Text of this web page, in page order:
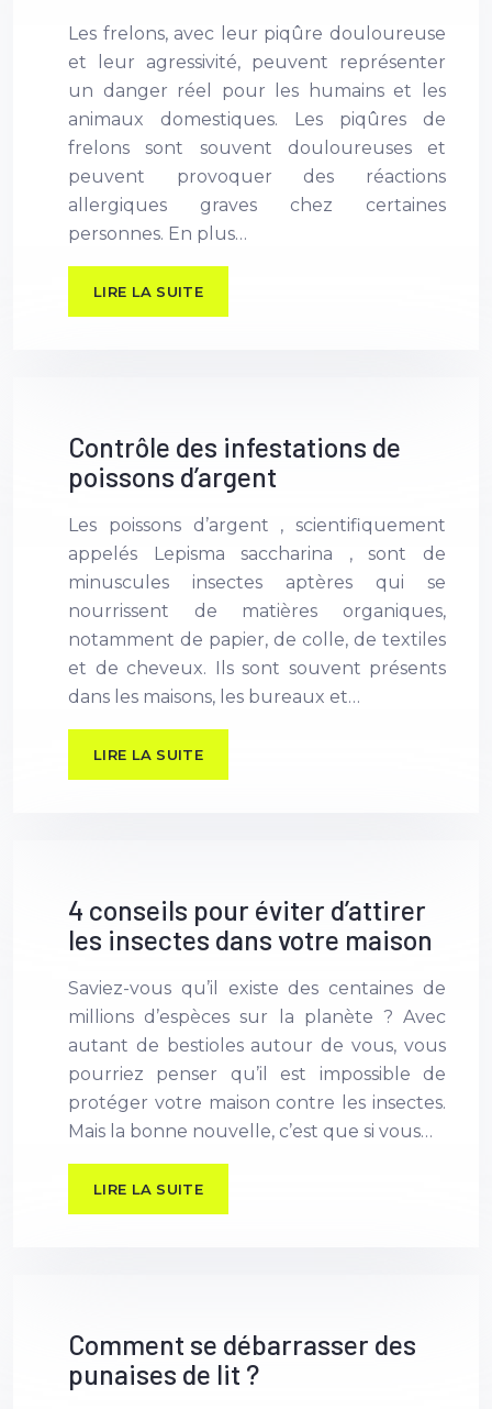
Les frelons, avec leur piqûre douloureuse
et leur agressivité, peuvent représenter
un danger réel pour les humains et les
animaux domestiques. Les piqûres de
frelons sont souvent douloureuses et
peuvent provoquer des réactions
allergiques graves chez certaines
personnes. En plus…
LIRE LA SUITE
Contrôle des infestations de
poissons d’argent
Les poissons d’argent , scientifiquement
appelés Lepisma saccharina , sont de
minuscules insectes aptères qui se
nourrissent de matières organiques,
notamment de papier, de colle, de textiles
et de cheveux. Ils sont souvent présents
dans les maisons, les bureaux et…
LIRE LA SUITE
4 conseils pour éviter d’attirer
les insectes dans votre maison
Saviez-vous qu’il existe des centaines de
millions d’espèces sur la planète ? Avec
autant de bestioles autour de vous, vous
pourriez penser qu’il est impossible de
protéger votre maison contre les insectes.
Mais la bonne nouvelle, c’est que si vous…
LIRE LA SUITE
Comment se débarrasser des
punaises de lit ?